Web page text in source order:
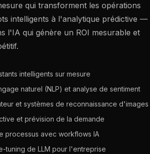
qui transforment les opérations
intelligents à l'analytique prédictive —
l'IA qui génère un ROI mesurable et
intelligents sur mesure
naturel (NLP) et analyse de sentiment
et systèmes de reconnaissance d'images
et prévision de la demande
processus avec workflows IA
tuning de LLM pour l'entreprise